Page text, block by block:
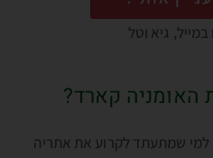
גיא וטל
האומניה קארד?
למי שמתעתד לקרוע את אתריה